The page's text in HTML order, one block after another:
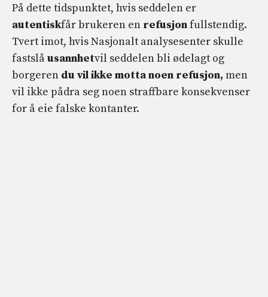
På dette tidspunktet, hvis seddelen er
autentiskfår brukeren en refusjonfullstendig.
Tvert imot, hvis Nasjonalt analysesenter skulle
fastslåusannhetvil seddelen bli ødelagt og
borgeren du vil ikke motta noen refusjon, men
vil ikke pådra seg noen straffbare konsekvenser
for å eie falske kontanter.